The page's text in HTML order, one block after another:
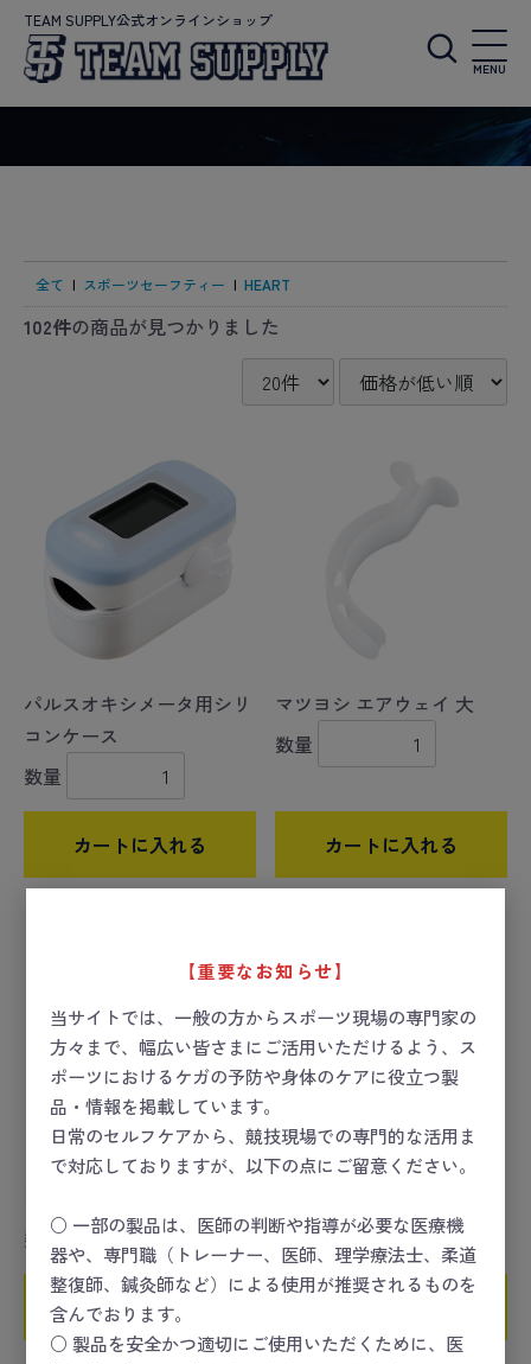
TEAM SUPPLY公式オンラインショップ
MENU
【重要なお知らせ】
当サイトでは、一般の方からスポーツ現場の専門家の
方々まで、幅広い皆さまにご活用いただけるよう、ス
ポーツにおけるケガの予防や身体のケアに役立つ製
品・情報を掲載しています。
日常のセルフケアから、競技現場での専門的な活用ま
で対応しておりますが、以下の点にご留意ください。
○ 一部の製品は、医師の判断や指導が必要な医療機
器や、専門職（トレーナー、医師、理学療法士、柔道
整復師、鍼灸師など）による使用が推奨されるものを
含んでおります。
○ 製品を安全かつ適切にご使用いただくために、医
全て | スポーツセーフティー | HEART
102件の商品が見つかりました
パルスオキシメータ用シリ
コンケース
数量
カートに入れる
マツヨシ エアウェイ 大
数量
カートに入れる
数量
カートに入れる
数量